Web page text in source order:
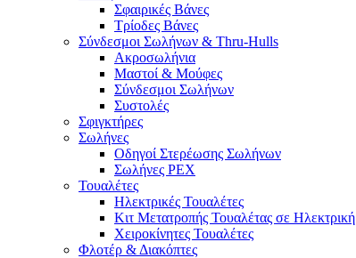
Σφαιρικές Βάνες
Τρίοδες Βάνες
Σύνδεσμοι Σωλήνων & Thru-Hulls
Ακροσωλήνια
Μαστοί & Μούφες
Σύνδεσμοι Σωλήνων
Συστολές
Σφιγκτήρες
Σωλήνες
Οδηγοί Στερέωσης Σωλήνων
Σωλήνες PEX
Τουαλέτες
Ηλεκτρικές Τουαλέτες
Κιτ Μετατροπής Τουαλέτας σε Ηλεκτρική
Χειροκίνητες Τουαλέτες
Φλοτέρ & Διακόπτες